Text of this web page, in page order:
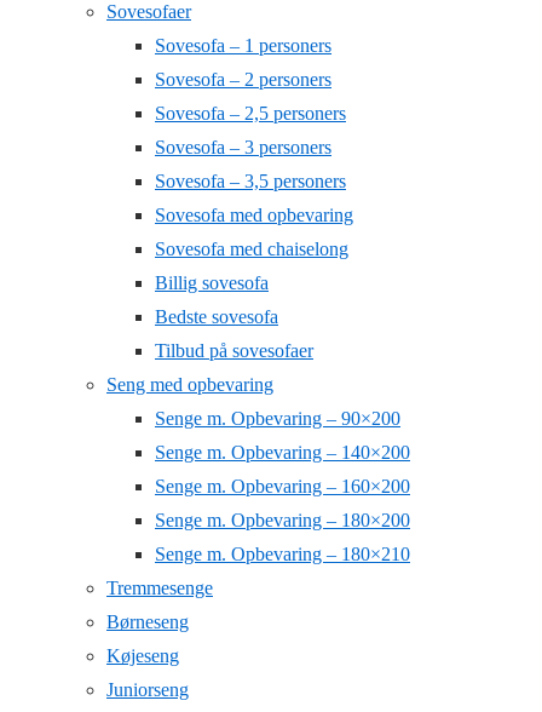
Sovesofaer
Sovesofa – 1 personers
Sovesofa – 2 personers
Sovesofa – 2,5 personers
Sovesofa – 3 personers
Sovesofa – 3,5 personers
Sovesofa med opbevaring
Sovesofa med chaiselong
Billig sovesofa
Bedste sovesofa
Tilbud på sovesofaer
Seng med opbevaring
Senge m. Opbevaring – 90×200
Senge m. Opbevaring – 140×200
Senge m. Opbevaring – 160×200
Senge m. Opbevaring – 180×200
Senge m. Opbevaring – 180×210
Tremmesenge
Børneseng
Køjeseng
Juniorseng